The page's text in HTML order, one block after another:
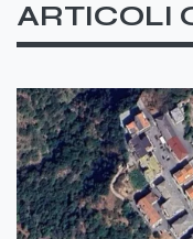
ARTICOLI